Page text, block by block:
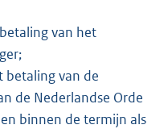
van het
van de
de Nederlandse Orde
binnen de termijn als